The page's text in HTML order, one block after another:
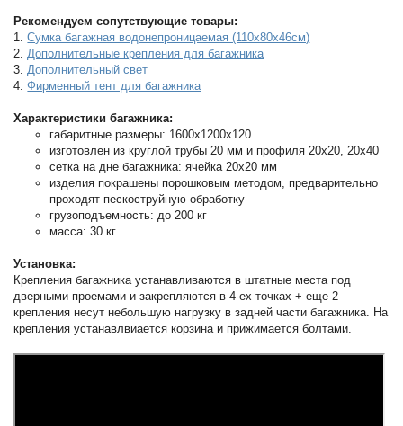
Рекомендуем сопутствующие товары:
1.Сумка багажная водонепроницаемая (110х80х46см)
2.Дополнительные крепления для багажника
3.Дополнительный свет
4.Фирменный тент для багажника
Характеристики багажника:
габаритные размеры: 1600х1200х120
изготовлен из круглой трубы 20 мм и профиля 20х20, 20х40
сетка на дне багажника: ячейка 20х20 мм
изделия покрашены порошковым методом, предварительно
проходят пескоструйную обработку
грузоподъемность: до 200 кг
масса: 30 кг
Установка:
Крепления багажника устанавливаются в штатные места под
дверными проемами и закрепляются в 4-ех точках + еще 2
крепления несут небольшую нагрузку в задней части багажника. На
крепления устанавлвиается корзина и прижимается болтами.